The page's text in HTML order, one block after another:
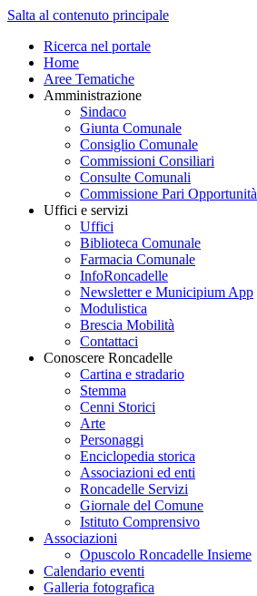
Salta al contenuto principale
Ricerca nel portale
Home
Aree Tematiche
Amministrazione
Sindaco
Giunta Comunale
Consiglio Comunale
Commissioni Consiliari
Consulte Comunali
Commissione Pari Opportunità
Uffici e servizi
Uffici
Biblioteca Comunale
Farmacia Comunale
InfoRoncadelle
Newsletter e Municipium App
Modulistica
Brescia Mobilità
Contattaci
Conoscere Roncadelle
Cartina e stradario
Stemma
Cenni Storici
Arte
Personaggi
Enciclopedia storica
Associazioni ed enti
Roncadelle Servizi
Giornale del Comune
Istituto Comprensivo
Associazioni
Opuscolo Roncadelle Insieme
Calendario eventi
Galleria fotografica